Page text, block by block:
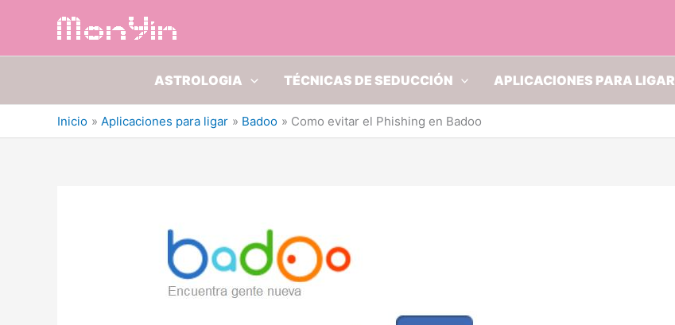
ASTROLOGIA TÉCNICAS DE SEDUCCIÓN APLICACIONES PARA LIGAR
Inicio Aplicaciones para ligar Badoo Como evitar el Phishing en Badoo